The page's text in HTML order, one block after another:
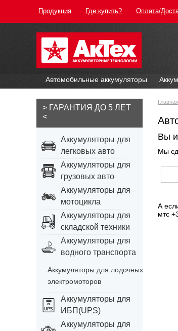
Продукция Где купить? Оплата/
Автомобильные аккумуляторы
Главная
Вы
Мы
А
мтс
> ГАРАНТИЯ ДО 5 ЛЕТ
<
Аккумуляторы для
легковых авто
Аккумуляторы для
грузовых авто
Аккумуляторы для
мотоцикла
Аккумуляторы для
складской техники
Аккумуляторы для
водного транспорта
Аккумуляторы для лодочных
электромоторов
Аккумуляторы для
ИБП(UPS)
Аккумуляторы для